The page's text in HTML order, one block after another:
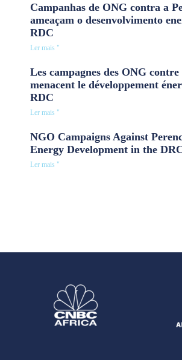
Campanhas de ONG contra a
ameaçam o desenvolvimento
RDC
Ler mais "
Les campagnes des ONG contre
menacent le développement
RDC
Ler mais "
NGO Campaigns Against
Energy Development in the
Ler mais "